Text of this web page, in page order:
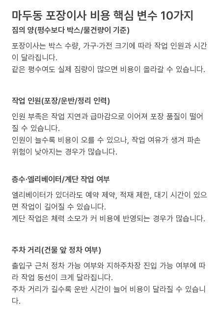
마두동 포장이사 비용 핵심 변수 10가지
짐의 양(평수보다 박스/물건량이 기준)
포장이사는 박스 수량, 가구·가전 크기에 따라 작업 인원과 시간
이 달라집니다.
같은 평수여도 실제 짐량이 많으면 비용이 올라갈 수 있습니다.
작업 인원(포장/운반/정리 인력)
인원 부족은 작업 지연과 급마감으로 이어져 포장 품질이 떨어
질 수 있습니다.
인원이 늘수록 비용이 오를 수 있으나, 작업 여유가 생겨 파손
위험이 낮아지는 경우가 많습니다.
층수·엘리베이터/계단 작업 여부
엘리베이터가 있더라도 예약 제약, 적재 제한, 대기 시간이 있으
면 작업이 길어질 수 있습니다.
계단 작업은 체력 소모가 커 비용에 반영되는 경우가 많습니다.
주차 거리(건물 앞 정차 여부)
출입구 근처 정차 가능 여부와 지하주차장 진입 가능 여부에 따
라 작업 동선이 크게 달라집니다.
주차 거리가 길수록 운반 시간이 늘어 비용이 달라질 수 있습니
다.